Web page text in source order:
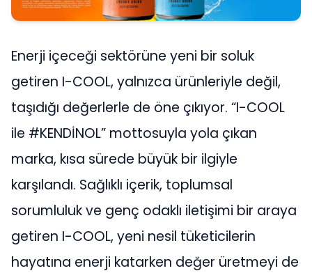
Enerji içeceği sektörüne yeni bir soluk
getiren I-COOL, yalnızca ürünleriyle değil,
taşıdığı değerlerle de öne çıkıyor. “I-COOL
ile #KENDİNOL” mottosuyla yola çıkan
marka, kısa sürede büyük bir ilgiyle
karşılandı. Sağlıklı içerik, toplumsal
sorumluluk ve genç odaklı iletişimi bir araya
getiren I-COOL, yeni nesil tüketicilerin
hayatına enerji katarken değer üretmeyi de